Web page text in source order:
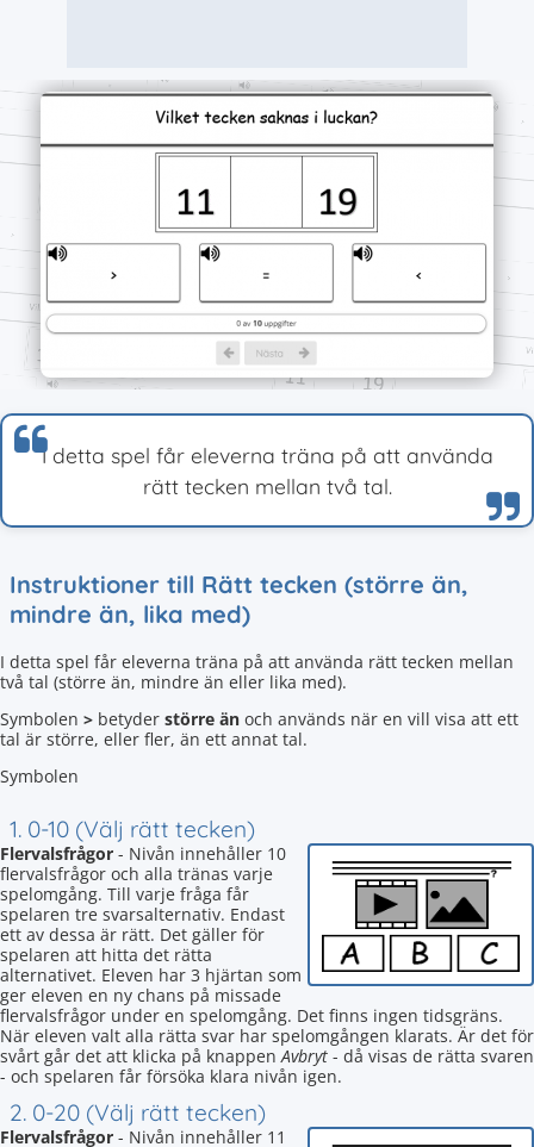
I detta spel får eleverna träna på att använda
rätt tecken mellan två tal.
Instruktioner till Rätt tecken (större än,
mindre än, lika med)
I detta spel får eleverna träna på att använda rätt tecken mellan
två tal (större än, mindre än eller lika med).
Symbolen > betyder större än och används när en vill visa att ett
tal är större, eller fler, än ett annat tal.
Symbolen
1. 0-10 (Välj rätt tecken)
Flervalsfrågor - Nivån innehåller 10
flervalsfrågor och alla tränas varje
spelomgång. Till varje fråga får
spelaren tre svarsalternativ. Endast
ett av dessa är rätt. Det gäller för
spelaren att hitta det rätta
alternativet. Eleven har 3 hjärtan som
ger eleven en ny chans på missade
flervalsfrågor under en spelomgång. Det finns ingen tidsgräns.
När eleven valt alla rätta svar har spelomgången klarats. Är det för
svårt går det att klicka på knappenAvbryt - då visas de rätta svaren
- och spelaren får försöka klara nivån igen.
2. 0-20 (Välj rätt tecken)
Flervalsfrågor - Nivån innehåller 11